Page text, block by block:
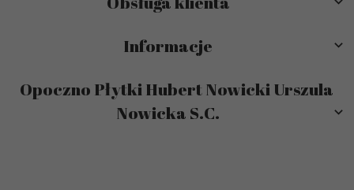
Informacje
Opoczno Płytki Hubert Nowicki Urszula
Nowicka S.C.